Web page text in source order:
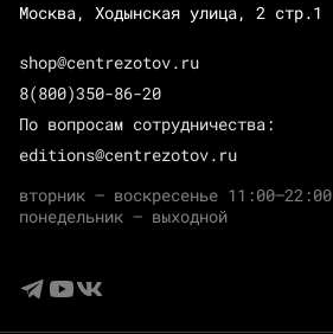
Москва, Ходынская улица, 2 стр.1
shop@centrezotov.ru
8(800)350-86-20
По вопросам сотрудничества:
editions@centrezotov.ru
вторник — воскресенье 11:00–22:00
понедельник — выходной